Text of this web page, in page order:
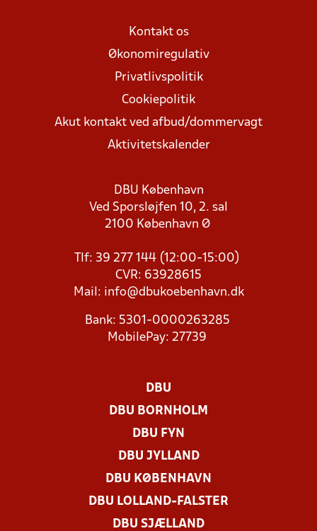
Kontakt os
Økonomiregulativ
Privatlivspolitik
Cookiepolitik
Akut kontakt ved afbud/dommervagt
Aktivitetskalender
DBU København
Ved Sporsløjfen 10, 2. sal
2100 København Ø
Tlf: 39 277 144 (12:00-15:00)
CVR: 63928615
Mail: info@dbukoebenhavn.dk
Bank: 5301-0000263285
MobilePay: 27739
DBU
DBU BORNHOLM
DBU FYN
DBU JYLLAND
DBU KØBENHAVN
DBU LOLLAND-FALSTER
DBU SJÆLLAND